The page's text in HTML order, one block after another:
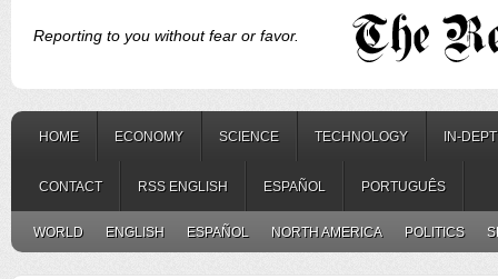
Reporting to you without fear or favor.
HOME ECONOMY SCIENCE TECHNOLOGY IN-
CONTACT RSS ENGLISH ESPAÑOL PORTUGUÊS
WORLD ENGLISH ESPAÑOL NORTH AMERICA POLITICS